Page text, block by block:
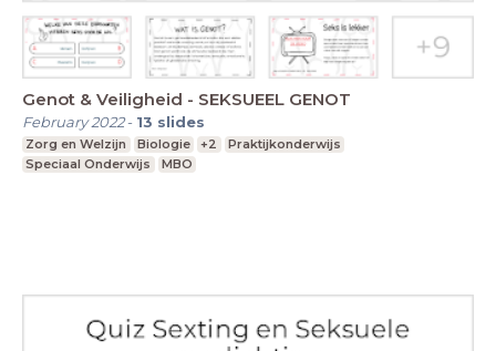
Genot & Veiligheid - SEKSUEEL GENOT
February 2022- 13 slides
Zorg en Welzijn Biologie +2
Praktijkonderwijs
Speciaal Onderwijs
MBO